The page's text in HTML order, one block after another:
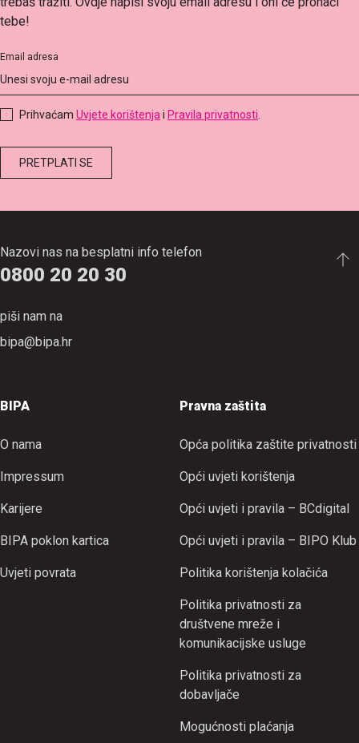
Nazovi nas na besplatni info telefon
0800 20 20 30
piši nam na
bipa@bipa.hr
BIPA
O nama
Impressum
Karijere
BIPA poklon kartica
Uvjeti povrata
Pravna zaštita
Opća politika zaštite privatnosti
Opći uvjeti korištenja
Opći uvjeti i pravila – BCdigital
Opći uvjeti i pravila – BIPO Klub
Politika korištenja kolačića
Politika privatnosti za
društvene mreže i
komunikacijske usluge
Politika privatnosti za
dobavljače
Mogućnosti plaćanja
tebe!
Email adresa
Prihvaćam Uvjete korištenja i Pravila privatnosti